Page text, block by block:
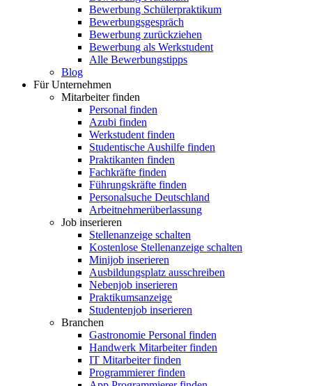
Bewerbung Schülerpraktikum
Bewerbungsgespräch
Bewerbung zurückziehen
Bewerbung als Werkstudent
Alle Bewerbungstipps
Blog
Für Unternehmen
Mitarbeiter finden
Personal finden
Azubi finden
Werkstudent finden
Studentische Aushilfe finden
Praktikanten finden
Fachkräfte finden
Führungskräfte finden
Personalsuche Deutschland
Arbeitnehmerüberlassung
Job inserieren
Stellenanzeige schalten
Kostenlose Stellenanzeige schalten
Minijob inserieren
Ausbildungsplatz ausschreiben
Nebenjob inserieren
Praktikumsanzeige
Studentenjob inserieren
Branchen
Gastronomie Personal finden
Handwerk Mitarbeiter finden
IT Mitarbeiter finden
Programmierer finden